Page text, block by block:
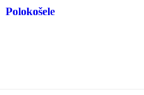
Polokošele